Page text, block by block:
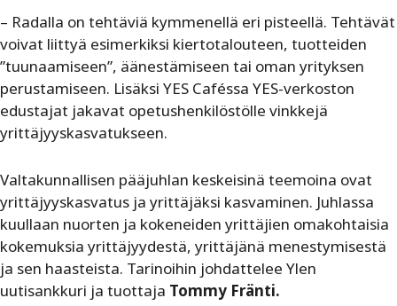
– Radalla on tehtäviä kymmenellä eri pisteellä. Tehtävät
voivat liittyä esimerkiksi kiertotalouteen, tuotteiden
”tuunaamiseen”, äänestämiseen tai oman yrityksen
perustamiseen. Lisäksi YES Caféssa YES-verkoston
edustajat jakavat opetushenkilöstölle vinkkejä
yrittäjyyskasvatukseen.
Valtakunnallisen pääjuhlan keskeisinä teemoina ovat
yrittäjyyskasvatus ja yrittäjäksi kasvaminen. Juhlassa
kuullaan nuorten ja kokeneiden yrittäjien omakohtaisia
kokemuksia yrittäjyydestä, yrittäjänä menestymisestä
ja sen haasteista. Tarinoihin johdattelee Ylen
uutisankkuri ja tuottaja Tommy Fränti.